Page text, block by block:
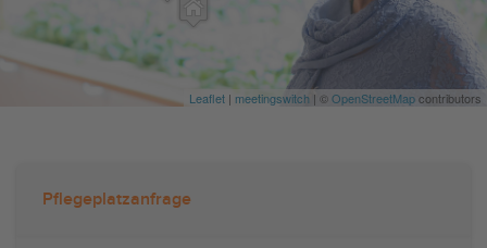
Leaflet | meetingswitch | ©OpenStreetMapcontributors
Pflegeplatzanfrage